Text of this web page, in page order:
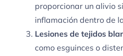
proporcionar un alivio
inflamación dentro de
Lesiones de tejidos
como esguinces o